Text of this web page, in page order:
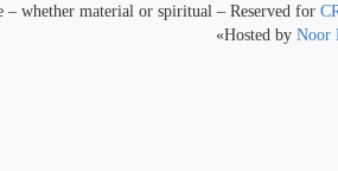
whether material or spiritual – Reserved for
«Hosted by Noor